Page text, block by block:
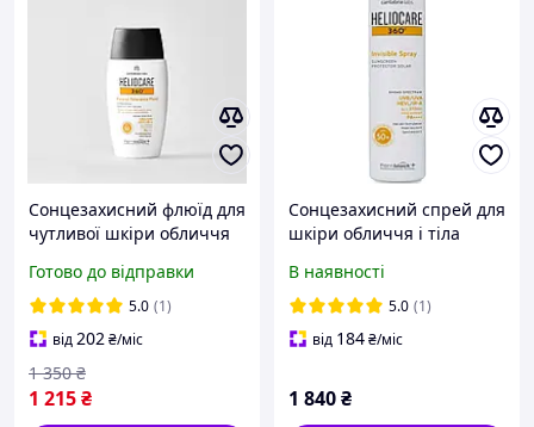
Сонцезахисний флюїд для
чутливої шкіри обличчя
360 Mineral Tolerance
Fluid SPF 50+, 50мл
Готово до відправки
5.0 (1)
від202₴/міс
1 215₴
1 350 ₴
Сонцезахисний спрей для
шкіри обличчя і тіла
Spray SPF50+ Cantabria
Labs 200 мл
В наявності
5.0 (1)
від 184₴/міс
1 840₴